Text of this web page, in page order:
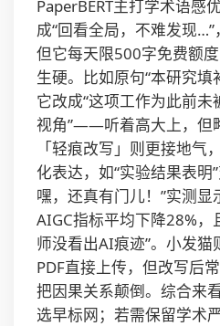
PaperBERT主打学术语感
成“回看全局，不难发现…”
但它每天限500字免费额
生硬。比如原句“本研究填
它改成“这项工作为此前
视角”——听着高大上，但
「轻痕改写」则更接地气
化表达，如“实验结果表明
嘿，还真有门儿！”实测
AIGC指标平均下降28%，
师没看出AI痕迹”。小发
PDF直接上传，但改写后
把因果关系颠倒。综合来
选早标网；若需保留学术